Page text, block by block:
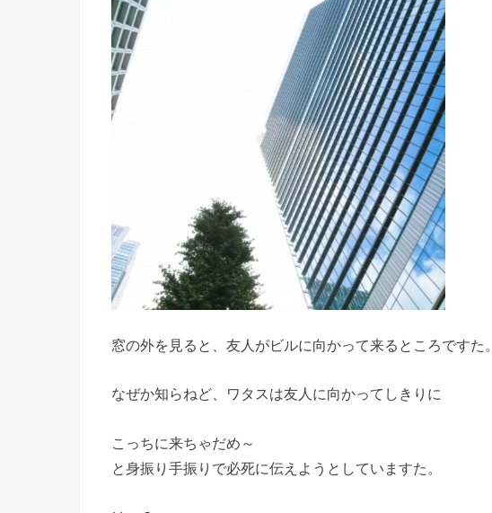
窓の外を見ると、友人がビルに向かって来るところですた。
なぜか知らねど、ワタスは友人に向かってしきりに
こっちに来ちゃだめ～
と身振り手振りで必死に伝えようとしていますた。